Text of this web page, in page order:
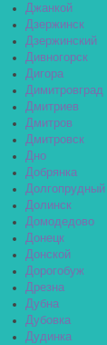
Джанкой
Дзержинск
Дзержинский
Дивногорск
Дигора
Димитровград
Дмитриев
Дмитров
Дмитровск
Дно
Добрянка
Долгопрудный
Долинск
Домодедово
Донецк
Донской
Дорогобуж
Дрезна
Дубна
Дубовка
Дудинка